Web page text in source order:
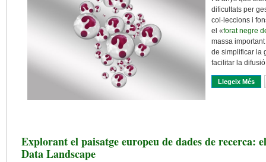
dificultats per
col·leccions i
el «forat negre
massa
de simplificar la
facilitar la
Llegeix Més
Explorant el paisatge europeu de dades de recerca:
Data Landscape